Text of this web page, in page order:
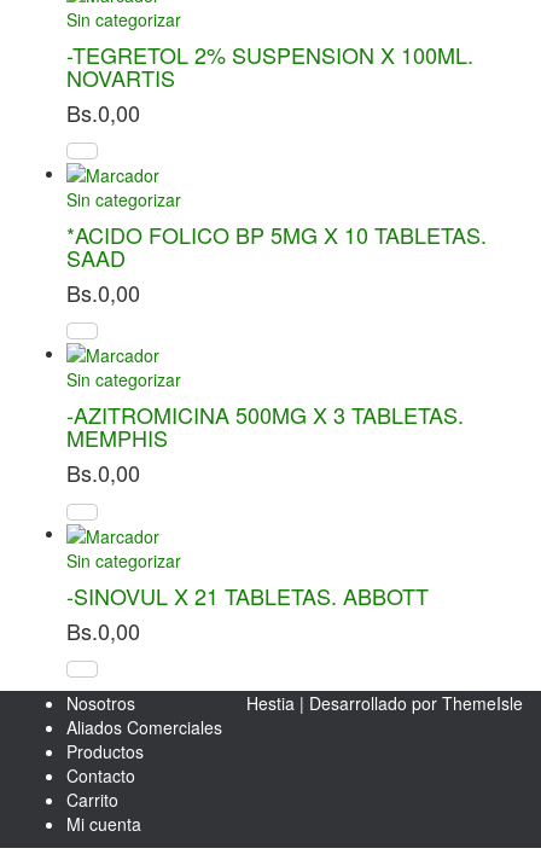
Sin categorizar
-TEGRETOL 2% SUSPENSION X 100ML.
NOVARTIS
Bs.0,00
Sin categorizar
*ACIDO FOLICO BP 5MG X 10 TABLETAS.
SAAD
Bs.0,00
Sin categorizar
-AZITROMICINA 500MG X 3 TABLETAS.
MEMPHIS
Bs.0,00
Sin categorizar
-SINOVUL X 21 TABLETAS. ABBOTT
Bs.0,00
Nosotros
Aliados Comerciales
Productos
Contacto
Carrito
Mi cuenta
Hestia | Desarrollado por ThemeIsle